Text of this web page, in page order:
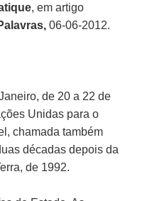
, em artigo
06-06-2012.
de 20 a 22 de
Unidas para o
chamada também
décadas depois da
de 1992.